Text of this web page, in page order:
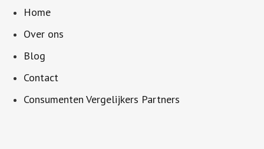
Home
Over ons
Blog
Contact
Consumenten Vergelijkers Partners